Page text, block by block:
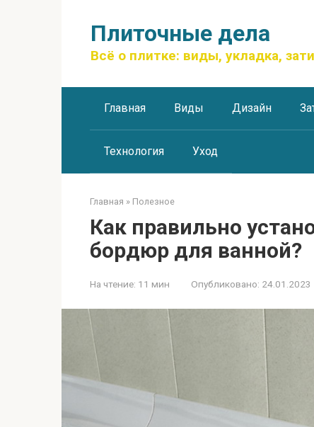
Плиточные дела
Всё о плитке: виды, укладка,
Главная Виды Дизайн
Технология Уход
Главная » Полезное
Как правильно
бордюр для ванной?
На чтение: 11 мин Опубликовано: 24.01.2023